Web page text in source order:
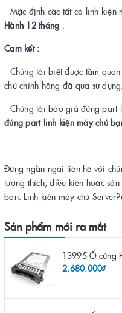
- Mặc định các tất cả linh kiện
Hành 12 tháng
Cam kết :
- Chúng tôi biết được tầm
chủ chính hãng đã qua sử dụng.
- Chúng tôi báo giá đúng part
đúng part linh kiện máy chủ
Đừng ngần ngại liên hệ với
tương thích, điều kiện hoặc
bạn. Linh kiện máy chủ
Sản phẩm mới ra mắt
2.680.000₫